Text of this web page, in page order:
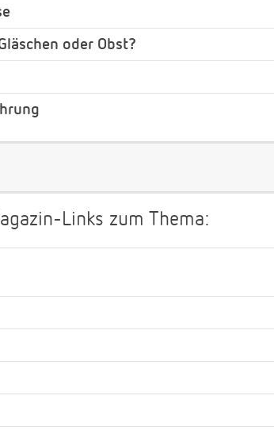
oder Obst?
Links zum Thema: